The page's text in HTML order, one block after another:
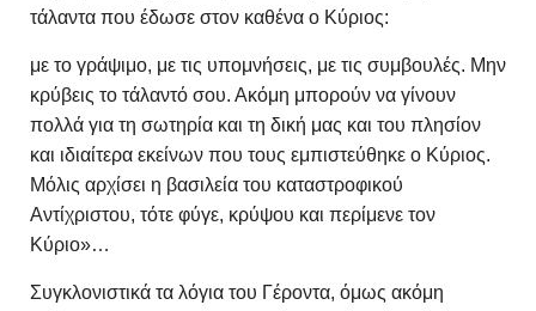
τάλαντα που έδωσε στον καθένα ο Κύριος:
με το γράψιμο, με τις υπομνήσεις, με τις συμβουλές. Μην
κρύβεις το τάλαντό σου. Ακόμη μπορούν να γίνουν
πολλά για τη σωτηρία και τη δική μας και του πλησίον
και ιδιαίτερα εκείνων που τους εμπιστεύθηκε ο Κύριος.
Μόλις αρχίσει η βασιλεία του καταστροφικού
Αντίχριστου, τότε φύγε, κρύψου και περίμενε τον
Κύριο»…
Συγκλονιστικά τα λόγια του Γέροντα, όμως ακόμη